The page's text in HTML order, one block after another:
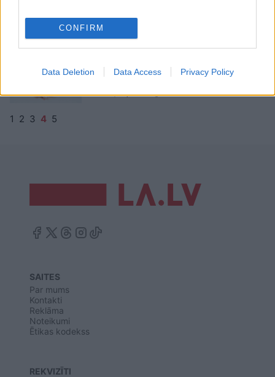
CONFIRM
Data Deletion Data Access Privacy Policy
nosūtījumu
VSAAģimenes valsts pabalstu
starpību un piemaksas izmaksās
1 2 3 4 5
SAITES
Par mums
Kontakti
Reklāma
Noteikumi
Ētikas kodekss
REKVIZĪTI